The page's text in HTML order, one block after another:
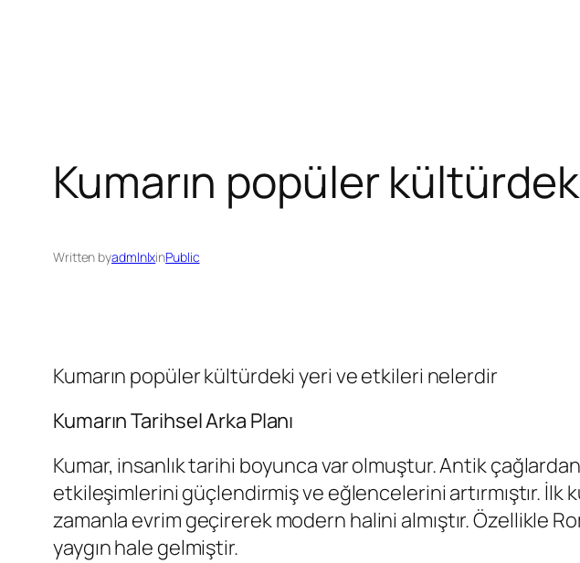
Kumarın popüler
Written byadmlnlxinPublic
Kumarın popüler kültürdeki yeri ve etkileri nelerdir
Kumarın Tarihsel Arka Planı
Kumar, insanlık tarihi boyunca var olmuştur. Antik
etkileşimlerini güçlendirmiş ve eğlencelerini artırmıştır. İlk
zamanla evrim geçirerek modern halini almıştır. Özellikle
yaygın hale gelmiştir.